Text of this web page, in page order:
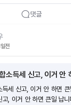
댓글
전
세 신고, 이거 안 하면
, 이거 안 하면 큰일 납